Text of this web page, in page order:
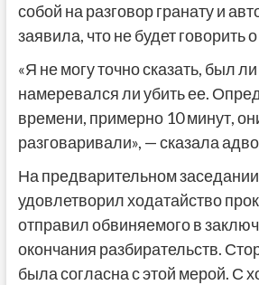
собой на разговор гранату и
заявила, что не будет говорить
«Я не могу точно сказать, был
намеревался ли убить ее.
времени, примерно 10 минут,
разговаривали», — сказала
На предварительном
удовлетворил ходатайство
отправил обвиняемого в
окончания разбирательств.
была согласна с этой мерой. С